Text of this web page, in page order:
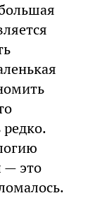
— это